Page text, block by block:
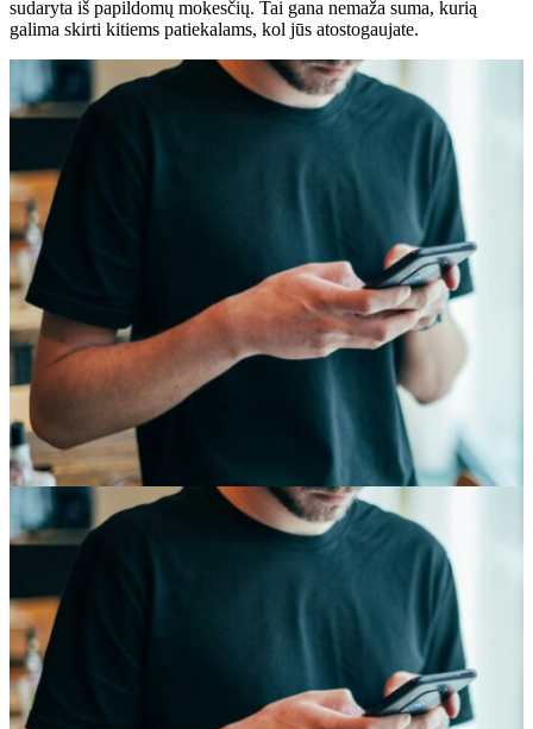
sudaryta iš papildomų mokesčių. Tai gana nemaža suma, kurią
galima skirti kitiems patiekalams, kol jūs atostogaujate.